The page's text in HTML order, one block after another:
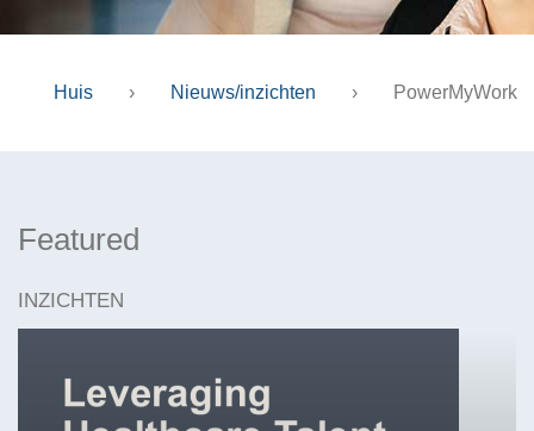
Huis › Nieuws/inzichten › PowerMyWork
Featured
INZICHTEN